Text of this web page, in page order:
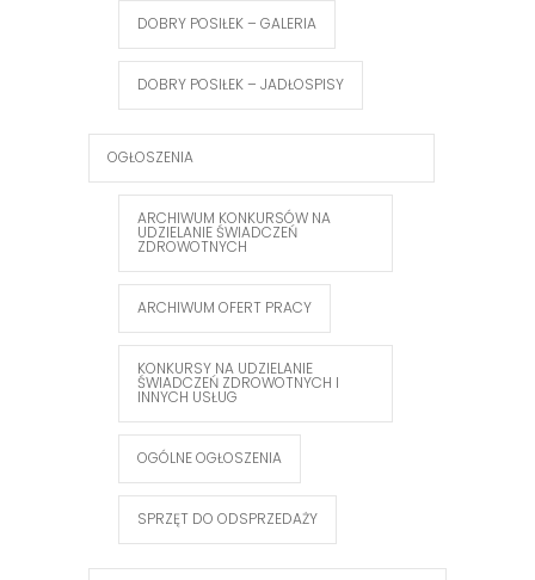
DOBRY POSIŁEK – GALERIA
DOBRY POSIŁEK – JADŁOSPISY
OGŁOSZENIA
ARCHIWUM KONKURSÓW NA
UDZIELANIE ŚWIADCZEŃ
ZDROWOTNYCH
ARCHIWUM OFERT PRACY
KONKURSY NA UDZIELANIE
ŚWIADCZEŃ ZDROWOTNYCH I
INNYCH USŁUG
OGÓLNE OGŁOSZENIA
SPRZĘT DO ODSPRZEDAŻY